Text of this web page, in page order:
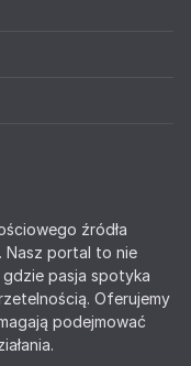
źródła
Nasz portal to nie
pasja spotyka
Oferujemy
podejmować